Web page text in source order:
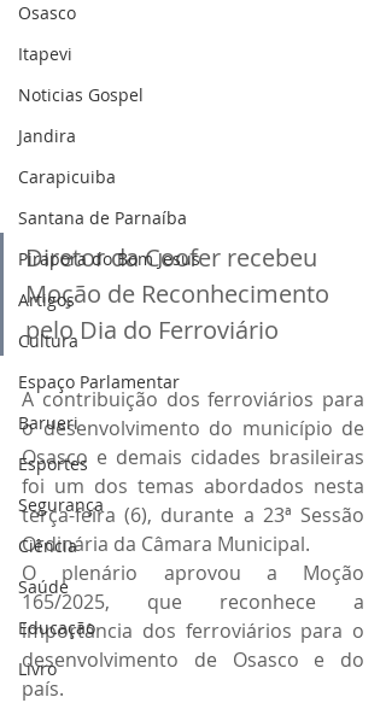
Osasco
Itapevi
Noticias Gospel
Jandira
Carapicuiba
Santana de Parnaíba
Pirapora do Bom Jesus
Artigos
Cultura
Espaço Parlamentar
Barueri
Esportes
Segurança
Ciência
Saúde
Educação
Livro
Diretor da Coofer recebeu
Moção de Reconhecimento
pelo Dia do Ferroviário
A contribuição dos ferroviários para
o desenvolvimento do município de
Osasco e demais cidades brasileiras
foi um dos temas abordados nesta
terça-feira (6), durante a 23ª Sessão
Ordinária da Câmara Municipal.
O plenário aprovou a Moção
165/2025, que reconhece a
importância dos ferroviários para o
desenvolvimento de Osasco e do
país.